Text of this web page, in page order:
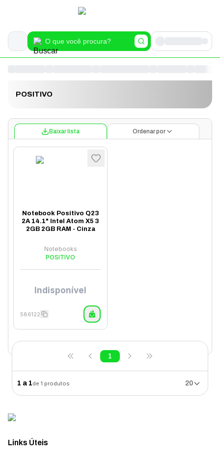
POSITIVO
Baixar lista Ordenar por
Notebook Positivo Q23
2A 14.1" Intel Atom X5 3
2GB 2GB RAM - Cinza
Notebooks
POSITIVO
Indisponível
586122
1
1 a 1de1 produtos 20
Links Úteis